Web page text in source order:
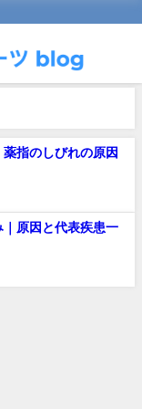
指のしびれの原因
｜原因と代表疾患一